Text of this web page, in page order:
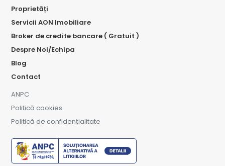
Proprietăți
Servicii AON Imobiliare
Broker de credite bancare ( Gratuit )
Despre Noi/Echipa
Blog
Contact
ANPC
Politică cookies
Politică de confidențialitate